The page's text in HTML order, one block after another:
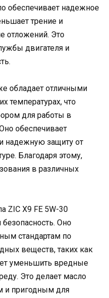
обеспечивает надежное
трение и
отложений. Это
двигателя и
обладает отличными
температурах, что
для работы в
обеспечивает
надежную защиту от
Благодаря этому,
в различных
ZIC X9 FE 5W-30
безопасность. Оно
стандартам по
веществ, таких как
уменьшить вредные
Это делает масло
и пригодным для